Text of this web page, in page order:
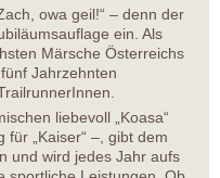
owa geil!“ – denn der
ein. Als
Märsche Österreichs
Jahrzehnten
liebevoll „Koasa“
„Kaiser“ –, gibt dem
und wird jedes Jahr aufs